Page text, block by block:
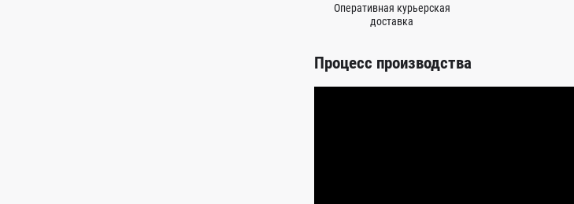
Оперативная курьерская
доставка
Процесс производства